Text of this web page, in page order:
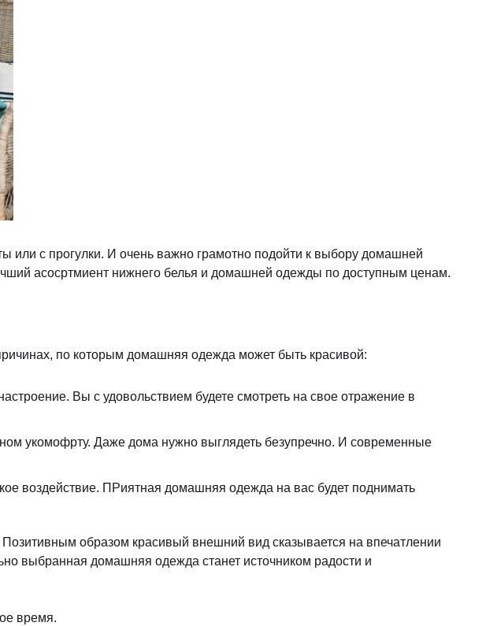
или с прогулки. И очень важно грамотно подойти к выбору домашней
асосртмиент нижнего белья и домашней одежды по доступным ценам.
по которым домашняя одежда может быть красивой:
Вы с удовольствием будете смотреть на свое отражение в
укомофрту. Даже дома нужно выглядеть безупречно. И современные
воздействие. ПРиятная домашняя одежда на вас будет поднимать
образом красивый внешний вид сказывается на впечатлении
выбранная домашняя одежда станет источником радости и
время.